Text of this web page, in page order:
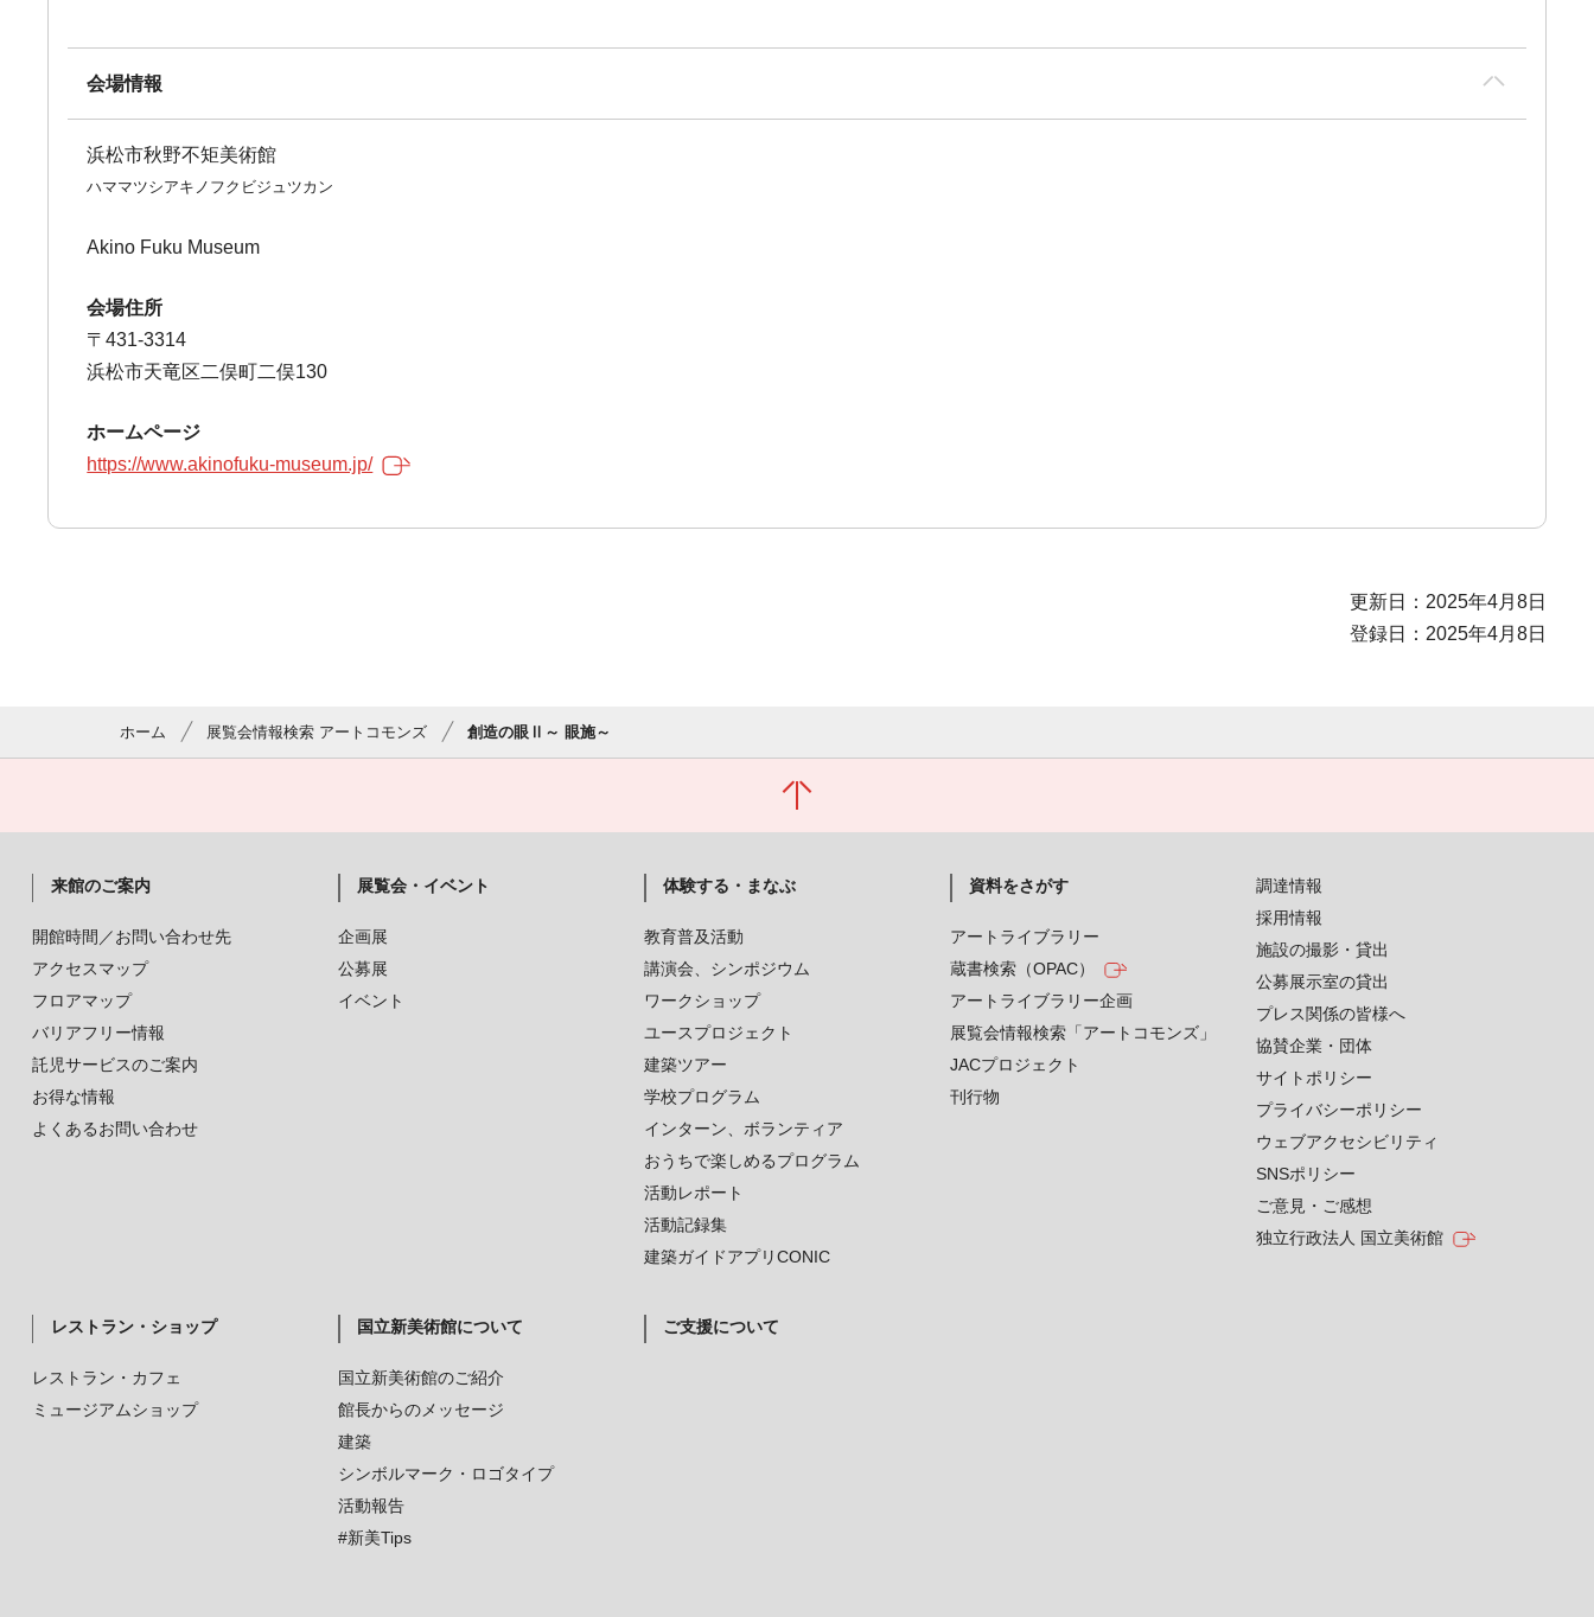
会場情報
浜松市秋野不矩美術館
ハママツシアキノフクビジュツカン
Akino Fuku Museum
会場住所
〒431-3314
浜松市天竜区二俣町二俣130
ホームページ
https://www.akinofuku-museum.jp/
更新日：2025年4月8日
登録日：2025年4月8日
ホーム 展覧会情報検索 アートコモンズ 創造の眼Ⅱ～ 眼施～
来館のご案内
開館時間／お問い合わせ先
アクセスマップ
フロアマップ
バリアフリー情報
託児サービスのご案内
お得な情報
よくあるお問い合わせ
展覧会・イベント
企画展
公募展
イベント
体験する・まなぶ
教育普及活動
講演会、シンポジウム
ワークショップ
ユースプロジェクト
建築ツアー
学校プログラム
インターン、ボランティア
おうちで楽しめるプログラム
活動レポート
活動記録集
建築ガイドアプリCONIC
資料をさがす
アートライブラリー
蔵書検索（OPAC）
アートライブラリー企画
展覧会情報検索「アートコモンズ」
JACプロジェクト
刊行物
レストラン・ショップ
レストラン・カフェ
ミュージアムショップ
国立新美術館について
国立新美術館のご紹介
館長からのメッセージ
建築
シンボルマーク・ロゴタイプ
活動報告
#新美Tips
ご支援について
調達情報
採用情報
施設の撮影・貸出
公募展示室の貸出
プレス関係の皆様へ
協賛企業・団体
サイトポリシー
プライバシーポリシー
ウェブアクセシビリティ
SNSポリシー
ご意見・ご感想
独立行政法人 国立美術館